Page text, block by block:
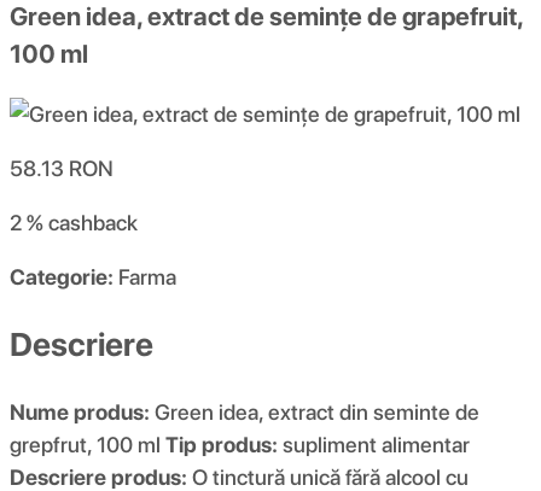
Green idea, extract de semințe de grapefruit,
100 ml
58.13 RON
2 %cashback
Categorie: Farma
Descriere
Nume produs: Green idea, extract din seminte de
grepfrut, 100 ml Tip produs: supliment alimentar
Descriere produs: O tinctură unică fără alcool cu ​​